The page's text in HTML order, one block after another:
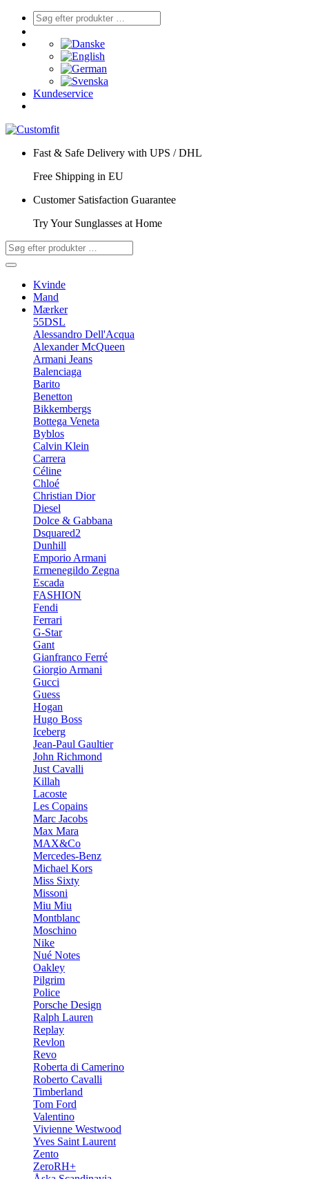
Kundeservice
Fast & Safe Delivery with UPS / DHL
Free Shipping in EU
Customer Satisfaction Guarantee
Try Your Sunglasses at Home
Kvinde
Mand
Mærker
55DSL
Alessandro Dell'Acqua
Alexander McQueen
Armani Jeans
Balenciaga
Barito
Benetton
Bikkembergs
Bottega Veneta
Byblos
Calvin Klein
Carrera
Céline
Chloé
Christian Dior
Diesel
Dolce & Gabbana
Dsquared2
Dunhill
Emporio Armani
Ermenegildo Zegna
Escada
FASHION
Fendi
Ferrari
G-Star
Gant
Gianfranco Ferré
Giorgio Armani
Gucci
Guess
Hogan
Hugo Boss
Iceberg
Jean-Paul Gaultier
John Richmond
Just Cavalli
Killah
Lacoste
Les Copains
Marc Jacobs
Max Mara
MAX&Co
Mercedes-Benz
Michael Kors
Miss Sixty
Missoni
Miu Miu
Montblanc
Moschino
Nike
Nué Notes
Oakley
Pilgrim
Police
Porsche Design
Ralph Lauren
Replay
Revlon
Revo
Roberta di Camerino
Roberto Cavalli
Timberland
Tom Ford
Valentino
Vivienne Westwood
Yves Saint Laurent
Zento
ZeroRH+